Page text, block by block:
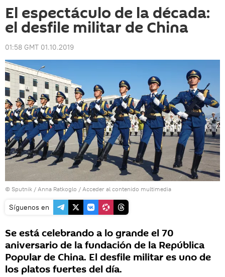
El espectáculo de la década:
el desfile militar de China
01:58 GMT 01.10.2019
© Sputnik / Anna Ratkoglo / Acceder al contenido multimedia
Síguenos en
Se está celebrando a lo grande el 70
aniversario de la fundación de la República
Popular de China. El desfile militar es uno de
los platos fuertes del día.